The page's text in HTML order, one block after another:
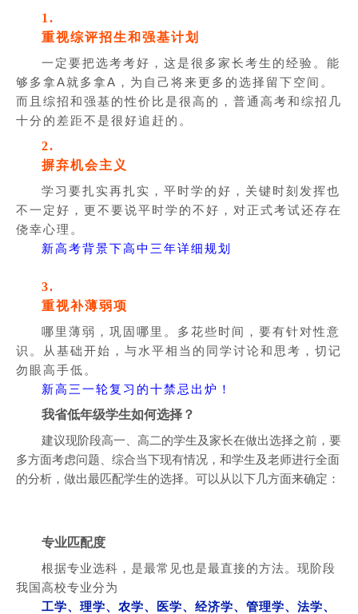
1.
重视综评招生和强基计划
一定要把选考考好，这是很多家长考生的经验。能
够多拿A就多拿A，为自己将来更多的选择留下空间。
而且综招和强基的性价比是很高的，普通高考和综招几
十分的差距不是很好追赶的。
2.
摒弃机会主义
学习要扎实再扎实，平时学的好，关键时刻发挥也
不一定好，更不要说平时学的不好，对正式考试还存在
侥幸心理。
新高考背景下高中三年详细规划
3.
重视补薄弱项
哪里薄弱，巩固哪里。多花些时间，要有针对性意
识。从基础开始，与水平相当的同学讨论和思考，切记
勿眼高手低。
新高三一轮复习的十禁忌出炉！
我省低年级学生如何选择？
建议现阶段高一、高二的学生及家长在做出选择之前，要
多方面考虑问题、综合当下现有情况，和学生及老师进行全面
的分析，做出最匹配学生的选择。可以从以下几方面来确定：
专业匹配度
根据专业选科，是最常见也是最直接的方法。现阶段
我国高校专业分为
工学、理学、农学、医学、经济学、管理学、法学、